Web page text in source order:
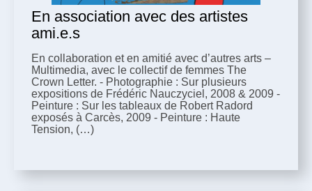
En association avec des artistes
ami.e.s
En collaboration et en amitié avec d’autres arts –
Multimedia, avec le collectif de femmes The
Crown Letter. - Photographie : Sur plusieurs
expositions de Frédéric Nauczyciel, 2008 & 2009 -
Peinture : Sur les tableaux de Robert Radord
exposés à Carcès, 2009 - Peinture : Haute
Tension, (…)